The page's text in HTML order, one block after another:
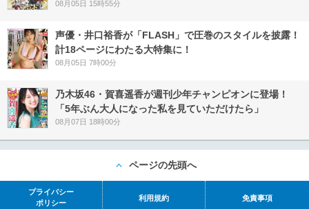
08月05日 15時55分
声優・井口裕香が「FLASH」で圧巻のスタイルを披露！
計18ページにわたる大特集に！
08月05日 7時00分
乃木坂46・賀喜遥香が週刊少年チャンピオンに登場！
「5年ぶん大人になった私を見ていただけたら」
08月07日 18時00分
ページの先頭へ
プライバシー
ポリシー
利用規約 免責事項